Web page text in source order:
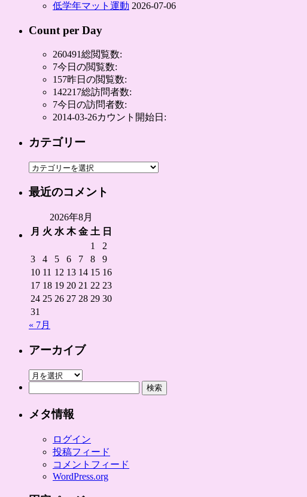
低学年マット運動 2026-07-06
Count per Day
260491総閲覧数:
7今日の閲覧数:
157昨日の閲覧数:
142217総訪問者数:
7今日の訪問者数:
2014-03-26カウント開始日:
カテゴリー
カ
ゴ
最近のコメント
2026年8月
月 火 水 木 金 土 日
1
2
3
4 5 6 7 8
9
10 11 12 13 14 15 16
17 18 19 20 21 22 23
24 25 26 27 28 29 30
31
« 7月
アーカイブ
ア
イ
メタ情報
ログイン
投稿フィード
コメントフィード
WordPress.org